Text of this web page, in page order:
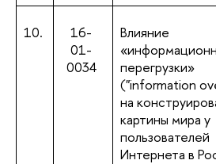
10.
16-
01-
0034
Влияние
перегрузки»
("information
на
картины мира у
пользователей
Интернета в